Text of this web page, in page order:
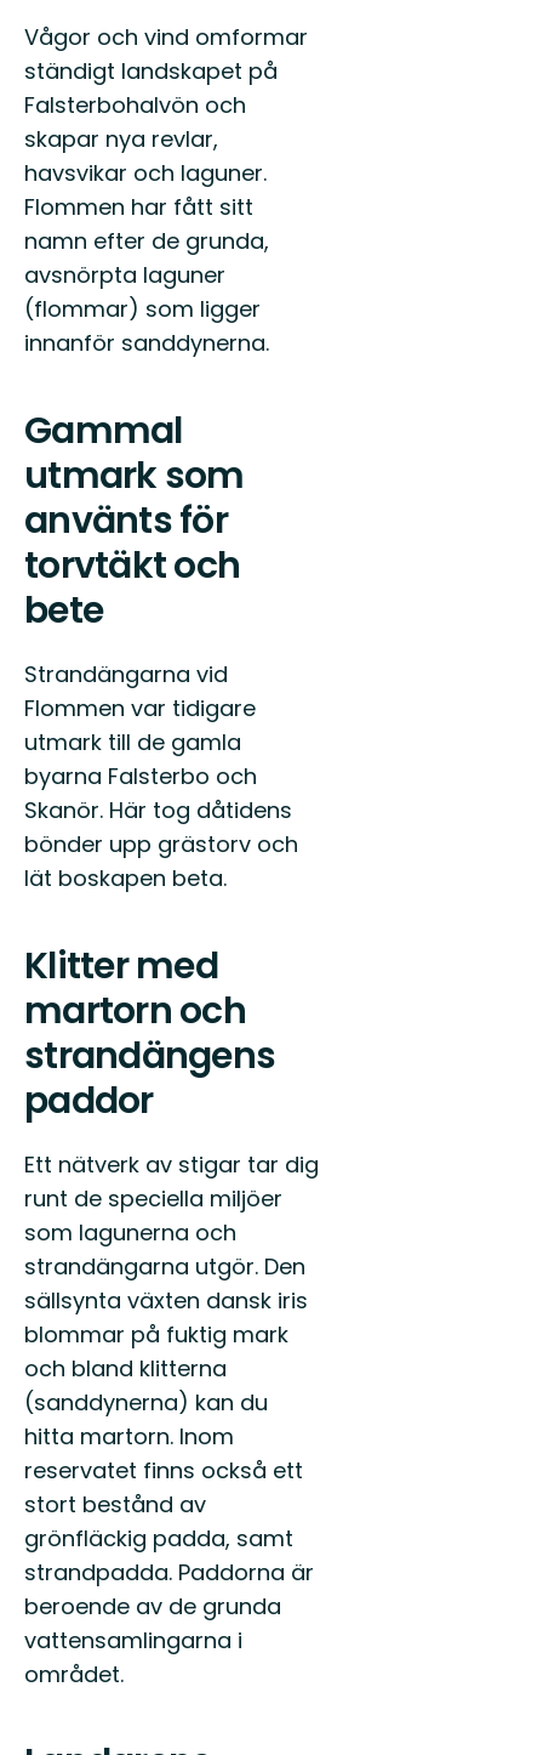
Vågor och vind omformar
ständigt landskapet på
Falsterbohalvön och
skapar nya revlar,
havsvikar och laguner.
Flommen har fått sitt
namn efter de grunda,
avsnörpta laguner
(flommar) som ligger
innanför sanddynerna.
Gammal
utmark som
använts för
torvtäkt och
bete
Strandängarna vid
Flommen var tidigare
utmark till de gamla
byarna Falsterbo och
Skanör. Här tog dåtidens
bönder upp grästorv och
lät boskapen beta.
Klitter med
martorn och
strandängens
paddor
Ett nätverk av stigar tar dig
runt de speciella miljöer
som lagunerna och
strandängarna utgör. Den
sällsynta växten dansk iris
blommar på fuktig mark
och bland klitterna
(sanddynerna) kan du
hitta martorn. Inom
reservatet finns också ett
stort bestånd av
grönfläckig padda, samt
strandpadda. Paddorna är
beroende av de grunda
vattensamlingarna i
området.